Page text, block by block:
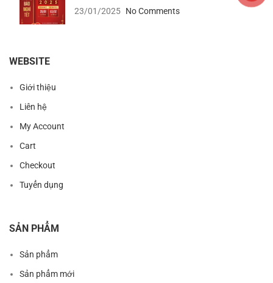
23/01/2025 No Comments
WEBSITE
Giới thiệu
Liên hệ
My Account
Cart
Checkout
Tuyển dụng
SẢN PHẨM
Sản phẩm
Sản phẩm mới